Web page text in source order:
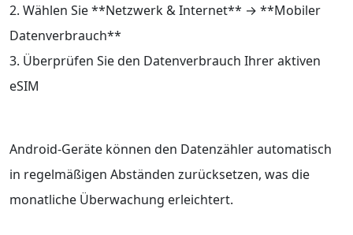
2. Wählen Sie **Netzwerk & Internet** → **Mobiler
Datenverbrauch**
3. Überprüfen Sie den Datenverbrauch Ihrer aktiven
eSIM
Android-Geräte können den Datenzähler automatisch
in regelmäßigen Abständen zurücksetzen, was die
monatliche Überwachung erleichtert.